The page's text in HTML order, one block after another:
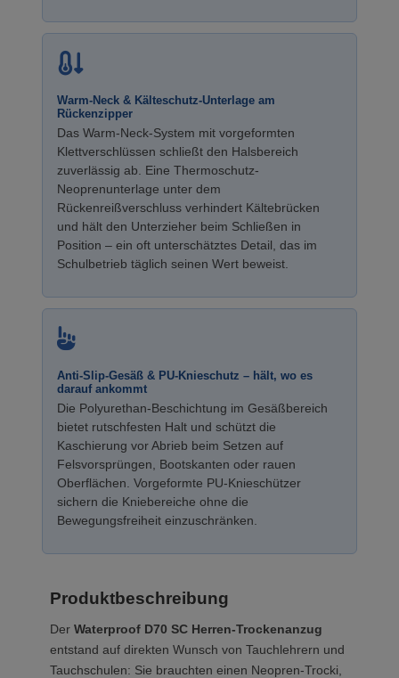
Warm-Neck & Kälteschutz-Unterlage am
Rückenzipper
Das Warm-Neck-System mit vorgeformten
Klettverschlüssen schließt den Halsbereich
zuverlässig ab. Eine Thermoschutz-
Neoprenunterlage unter dem
Rückenreißverschluss verhindert Kältebrücken
und hält den Unterzieher beim Schließen in
Position – ein oft unterschätztes Detail, das im
Schulbetrieb täglich seinen Wert beweist.
Anti-Slip-Gesäß & PU-Knieschutz – hält, wo es
darauf ankommt
Die Polyurethan-Beschichtung im Gesäßbereich
bietet rutschfesten Halt und schützt die
Kaschierung vor Abrieb beim Setzen auf
Felsvorsprüngen, Bootskanten oder rauen
Oberflächen. Vorgeformte PU-Knieschützer
sichern die Kniebereiche ohne die
Bewegungsfreiheit einzuschränken.
Produktbeschreibung
Der Waterproof D70 SC Herren-Trockenanzug
entstand auf direkten Wunsch von Tauchlehrern und
Tauchschulen: Sie brauchten einen Neopren-Trocki,